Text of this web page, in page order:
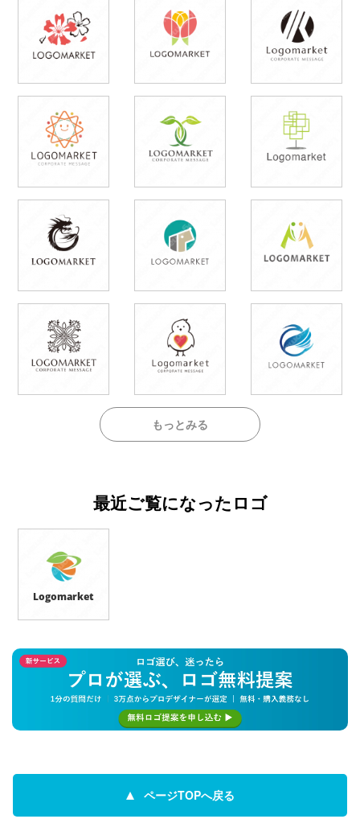
もっとみる
最近ご覧になったロゴ
Logomarket
ページTOPへ戻る